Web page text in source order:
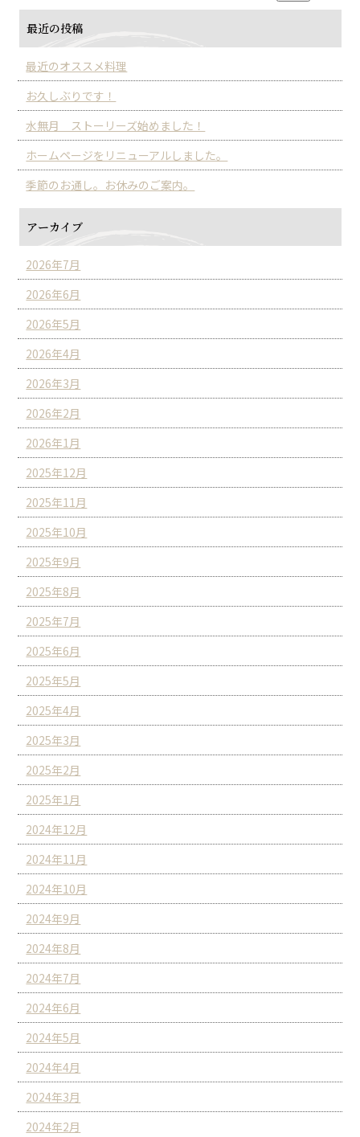
最近の投稿
最近のオススメ料理
お久しぶりです！
水無月 ストーリーズ始めました！
ホームページをリニューアルしました。
季節のお通し。お休みのご案内。
アーカイブ
2026年7月
2026年6月
2026年5月
2026年4月
2026年3月
2026年2月
2026年1月
2025年12月
2025年11月
2025年10月
2025年9月
2025年8月
2025年7月
2025年6月
2025年5月
2025年4月
2025年3月
2025年2月
2025年1月
2024年12月
2024年11月
2024年10月
2024年9月
2024年8月
2024年7月
2024年6月
2024年5月
2024年4月
2024年3月
2024年2月